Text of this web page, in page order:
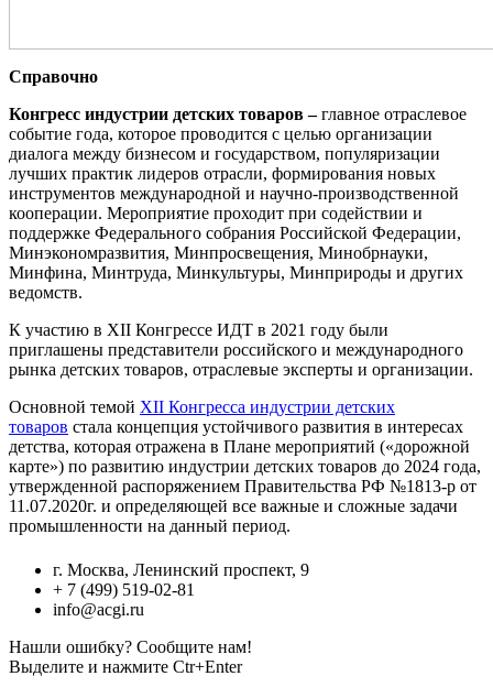
Справочно
Конгресс индустрии детских товаров –главное отраслевое
событие года, которое проводится с целью организации
диалога между бизнесом и государством, популяризации
лучших практик лидеров отрасли, формирования новых
инструментов международной и научно-производственной
кооперации. Мероприятие проходит при содействии и
поддержке Федерального собрания Российской Федерации,
Минэкономразвития, Минпросвещения, Минобрнауки,
Минфина, Минтруда, Минкультуры, Минприроды и других
ведомств.
К участию в XII Конгрессе ИДТ в 2021 году были
приглашены представители российского и международного
рынка детских товаров, отраслевые эксперты и организации.
Основной темой XII Конгресса индустрии детских
товаров стала концепция устойчивого развития в интересах
детства, которая отражена в Плане мероприятий («дорожной
карте») по развитию индустрии детских товаров до 2024 года,
утвержденной распоряжением Правительства РФ №1813-р от
11.07.2020г. и определяющей все важные и сложные задачи
промышленности на данный период.
г. Москва, Ленинский проспект, 9
+ 7 (499) 519-02-81
info@acgi.ru
Нашли ошибку? Сообщите нам!
Выделите и нажмите Ctr+Enter